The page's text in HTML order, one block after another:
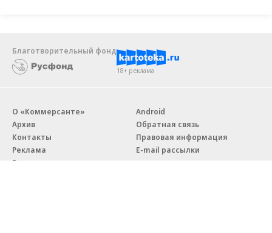
Благотворительный фонд
18+ реклама
О «Коммерсанте»
Архив
Контакты
Реклама
Вакансии
Android
Обратная связь
Правовая информация
E-mail рассылки